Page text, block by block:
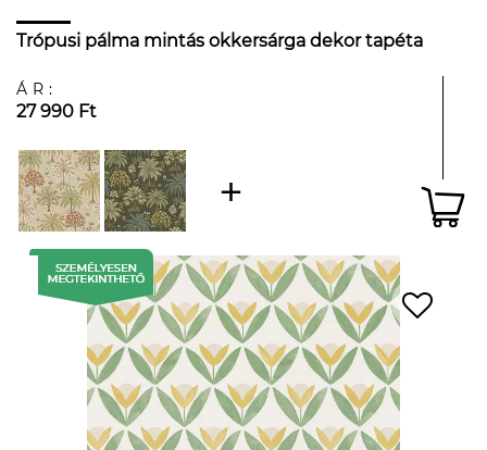
Trópusi pálma mintás okkersárga dekor tapéta
ÁR:
27 990 Ft